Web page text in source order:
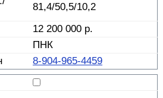
81,4/50,5/10,2
12 200 000 р.
ПНК
8-904-965-4459